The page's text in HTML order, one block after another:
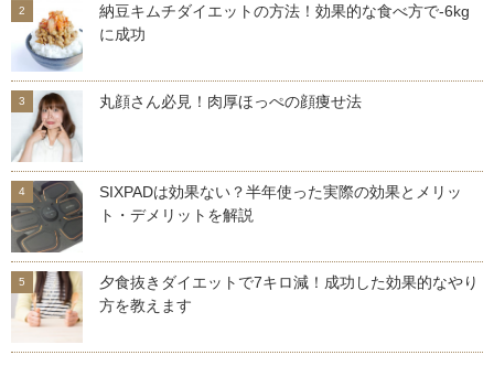
納豆キムチダイエットの方法！効果的な食べ方で-6kg
に成功
丸顔さん必見！肉厚ほっぺの顔痩せ法
SIXPADは効果ない？半年使った実際の効果とメリッ
ト・デメリットを解説
夕食抜きダイエットで7キロ減！成功した効果的なやり
方を教えます